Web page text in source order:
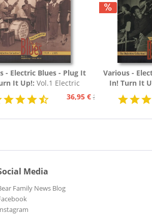
- Electric Blues - Plug It
It Up!: Vol.1 Electric
1939 - 1954 (3-CD)36,95 € 39,95 €
Various -
In! Turn It
Blues
Media
Family News Blog